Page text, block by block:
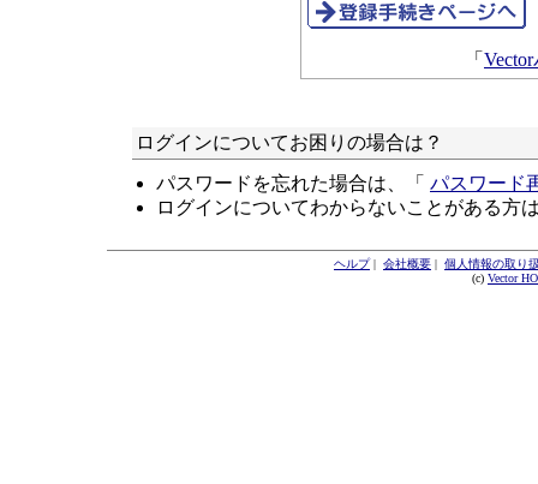
「
ログインについてお困りの場合は？
パスワードを忘れた場合は、「 パスワード
ログインについてわからないことがある方
ヘルプ| 会社概要 | 個人情報の取り
(c) Vector